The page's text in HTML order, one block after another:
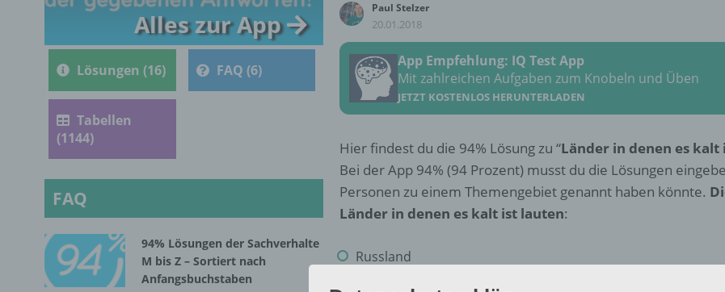
Paul Stelzer
20.01.2018
App Empfehlung: IQ Test App
Mit zahlreichen Aufgaben zum Knobeln und Üben
JETZT KOSTENLOS HERUNTERLADEN
Hier findest du die 94% Lösung zu “Länder in denen es kalt
Bei der App 94% (94 Prozent) musst du die Lösungen
Personen zu einem Themengebiet genannt haben könnte.
Länder in denen es kalt ist lauten:
Russland
Alles zur App
Lösungen (16) FAQ (6)
Tabellen
(1144)
FAQ
94% Lösungen der Sachverhalte
M bis Z – Sortiert nach
Anfangsbuchstaben